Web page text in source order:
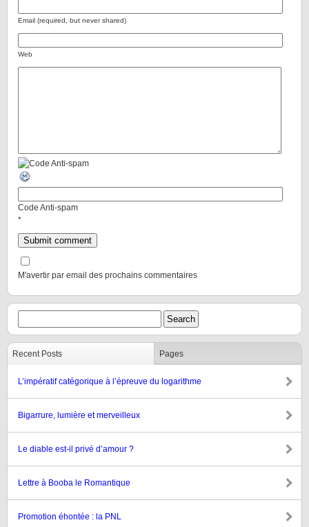
Email (required, but never shared)
Web
Code Anti-spam
*
M'avertir par email des prochains commentaires
Recent Posts Pages
L’impératif catégorique à l’épreuve du logarithme
Bigarrure, lumière et merveilleux
Le diable est-il privé d’amour ?
Lettre à Booba le Romantique
Promotion éhontée : la PNL